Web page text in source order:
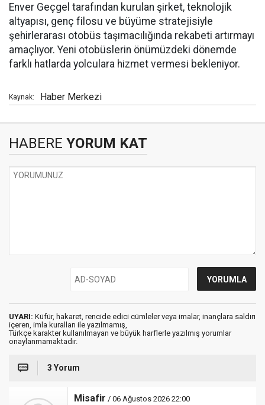
Enver Geçgel tarafından kurulan şirket, teknolojik
altyapısı, genç filosu ve büyüme stratejisiyle
şehirlerarası otobüs taşımacılığında rekabeti artırmayı
amaçlıyor. Yeni otobüslerin önümüzdeki dönemde
farklı hatlarda yolculara hizmet vermesi bekleniyor.
Kaynak: Haber Merkezi
HABERE YORUM KAT
UYARI: Küfür, hakaret, rencide edici cümleler veya imalar, inançlara saldırı
içeren, imla kuralları ile yazılmamış,
Türkçe karakter kullanılmayan ve büyük harflerle yazılmış yorumlar
onaylanmamaktadır.
3 Yorum
Misafir / 06 Ağustos 2026 22:00